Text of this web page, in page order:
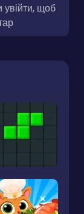
увійти, щоб